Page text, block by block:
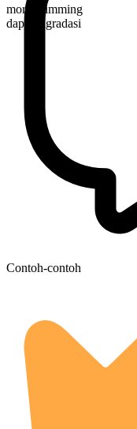
more brimming
dapat digradasi
Contoh-contoh